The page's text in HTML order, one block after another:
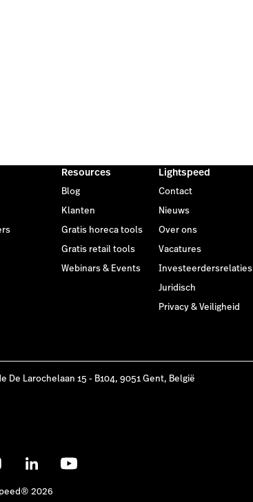
Resources
Blog
Klanten
Gratis horeca tools
Gratis retail tools
Webinars & Events
Lightspeed
Contact
Nieuws
Over ons
Vacatures
Investeerdersrelaties
Juridisch
Privacy & Veiligheid
De Larochelaan 15 - B104, 9051 Gent, België
2026